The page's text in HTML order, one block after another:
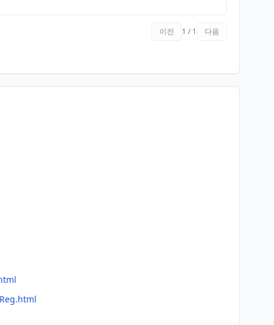
이전 1 / 1 다음